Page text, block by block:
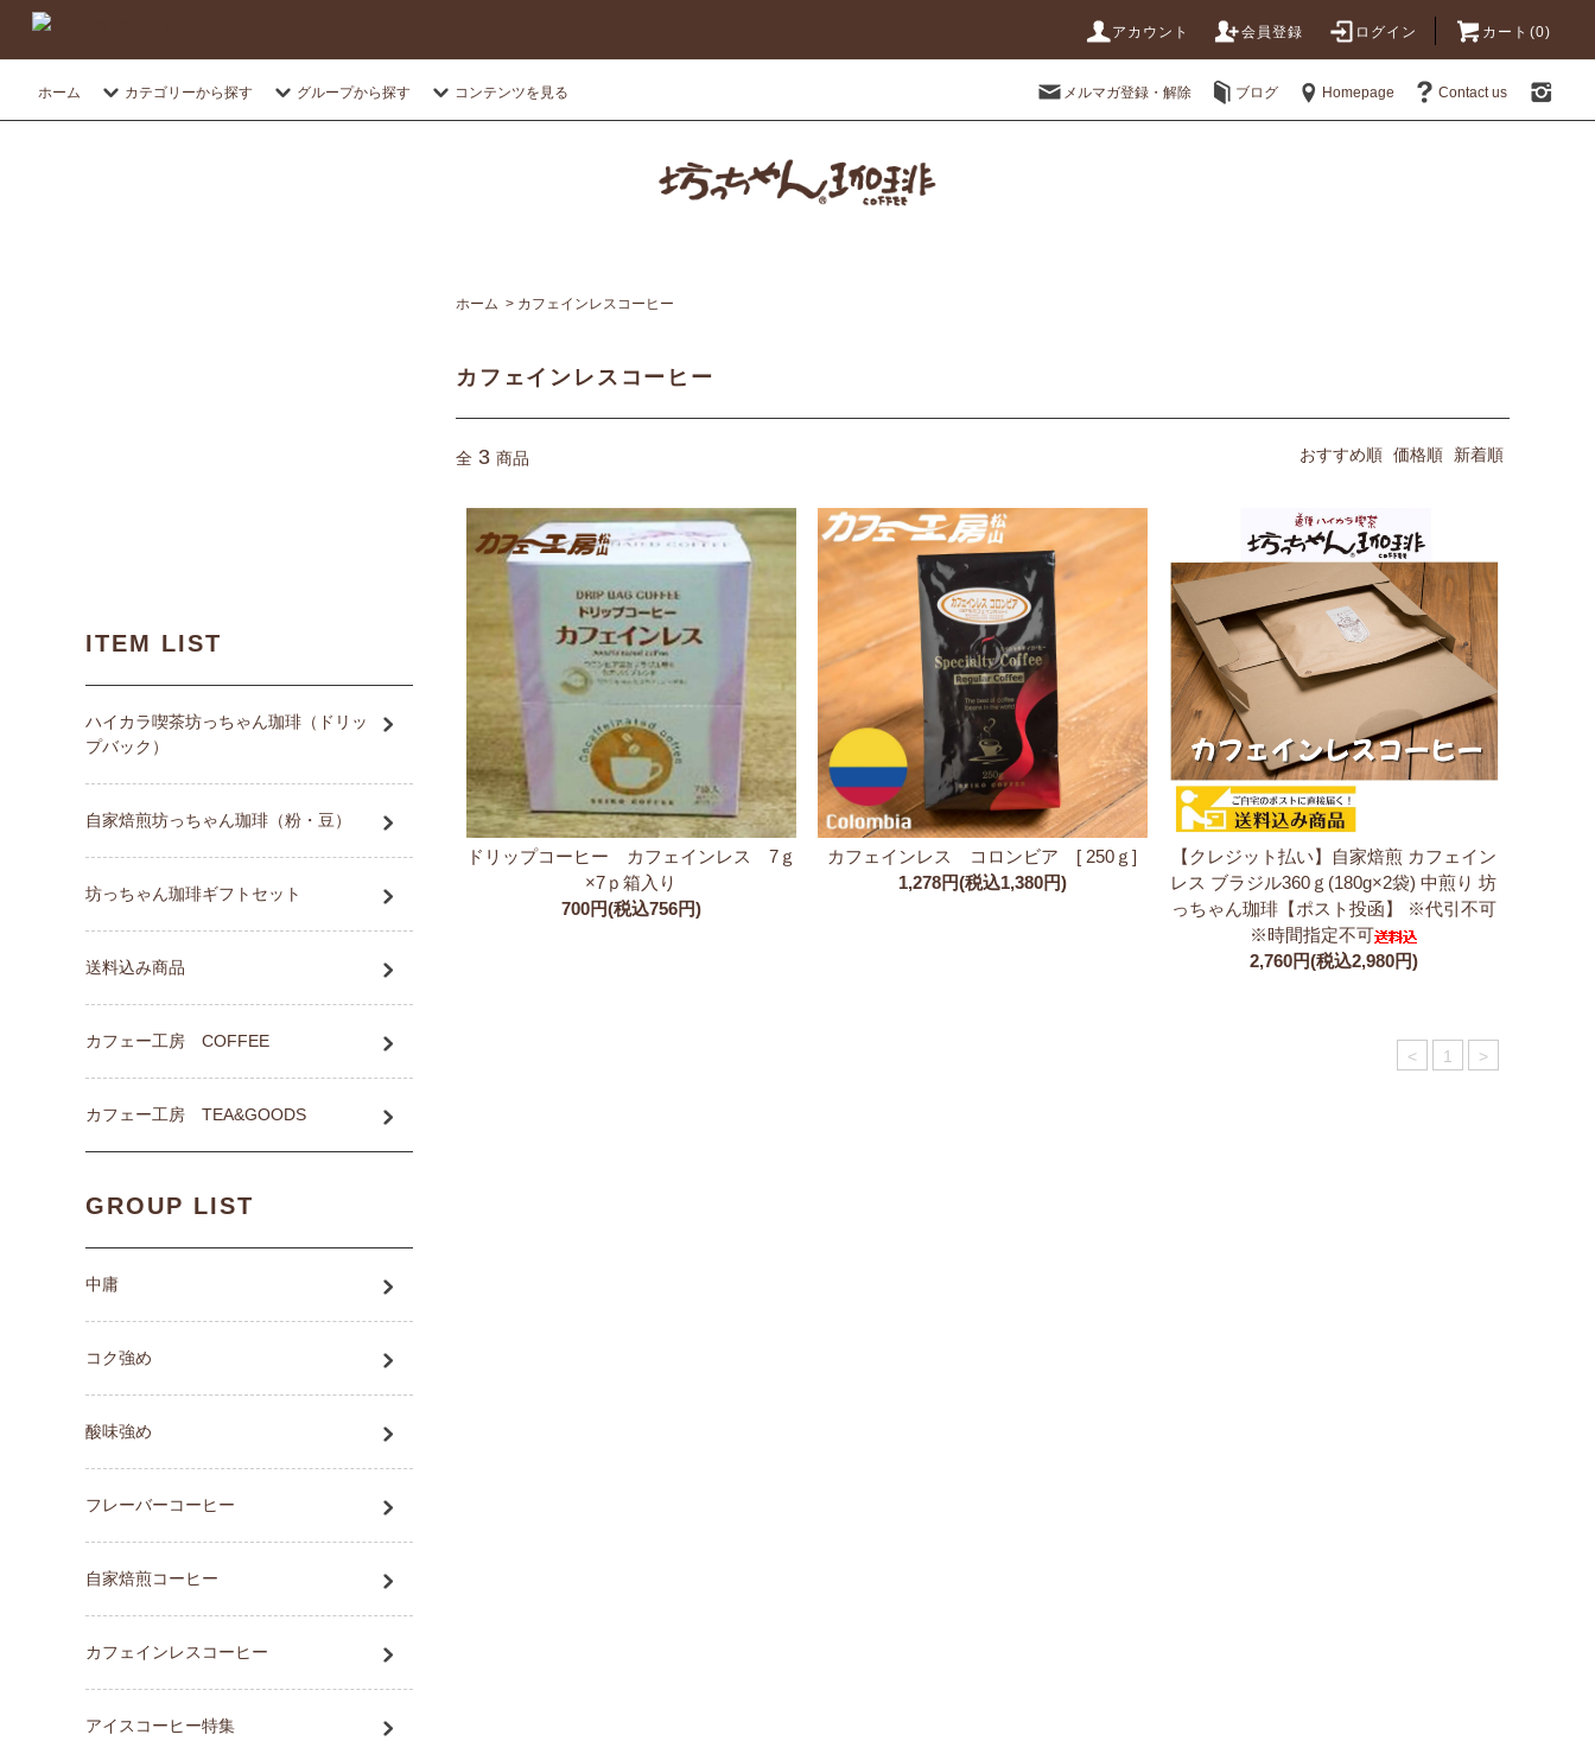
アカウント 会員登録 ログイン カート(0)
ホーム カテゴリーから探す グループから探す コンテンツを見る メルマガ登録・解除 ブログ Homepage Contact us
ホーム > カフェインレスコーヒー
カフェインレスコーヒー
全 3 商品 おすすめ順 価格順 新着順
ドリップコーヒー カフェインレス 7ｇ
×7ｐ箱入り
700円(税込756円)
カフェインレス コロンビア [ 250ｇ]
1,278円(税込1,380円)
【クレジット払い】自家焙煎 カフェイン
レス ブラジル360ｇ(180g×2袋) 中煎り 坊
っちゃん珈琲【ポスト投函】 ※代引不可
※時間指定不可
2,760円(税込2,980円)
< 1 >
ITEM LIST
ハイカラ喫茶坊っちゃん珈琲（ドリッ
プバック）
自家焙煎坊っちゃん珈琲（粉・豆）
坊っちゃん珈琲ギフトセット
送料込み商品
カフェー工房 COFFEE
カフェー工房 TEA&GOODS
GROUP LIST
中庸
コク強め
酸味強め
フレーバーコーヒー
自家焙煎コーヒー
カフェインレスコーヒー
アイスコーヒー特集